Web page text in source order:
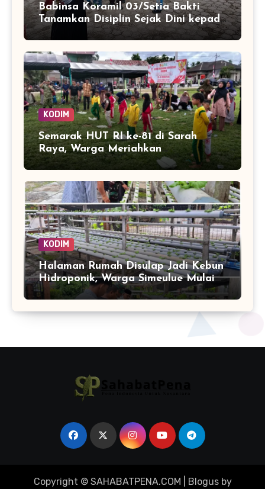
Babinsa Koramil 03/Setia Bakti
Tanamkan Disiplin Sejak Dini kepada
Siswa SDN 8 Aceh Jaya
KODIM
Semarak HUT RI ke-81 di Sarah
Raya, Warga Meriahkan
Kemerdekaan dengan Lomba Balap
Karung
KODIM
Halaman Rumah Disulap Jadi Kebun
Hidroponik, Warga Simeulue Mulai
Panen Peluang
Copyright © SAHABATPENA.COM Blogusby